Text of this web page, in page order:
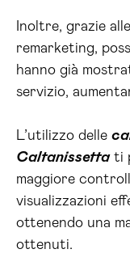
Inoltre, grazie
remarketing,
hanno già
servizio,
L’utilizzo delle
Caltanissettati
maggiore
visualizzazioni
ottenendo una
ottenuti.